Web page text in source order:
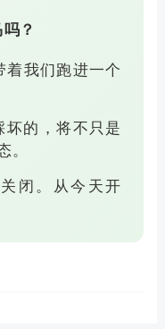
？
我们跑进一个
的，将不只是
。
闭。从今天开